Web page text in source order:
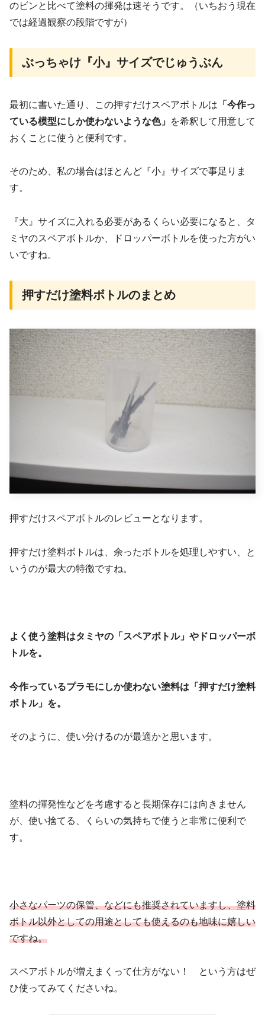
のビンと比べて塗料の揮発は速そうです。（いちおう現在
では経過観察の段階ですが）
ぶっちゃけ『小』サイズでじゅうぶん
最初に書いた通り、この押すだけスペアボトルは 「今作っ
ている模型にしか使わないような色」 を希釈して用意して
おくことに使うと便利です。
そのため、私の場合はほとんど『小』サイズで事足りま
す。
『大』サイズに入れる必要があるくらい必要になると、タ
ミヤのスペアボトルか、ドロッパーボトルを使った方がい
いですね。
押すだけ塗料ボトルのまとめ
押すだけスペアボトルのレビューとなります。
押すだけ塗料ボトルは、余ったボトルを処理しやすい、と
いうのが最大の特徴ですね。
よく使う塗料はタミヤの「スペアボトル」やドロッパーボ
トルを。
今作っているプラモにしか使わない塗料は「押すだけ塗料
ボトル」を。
そのように、使い分けるのが最適かと思います。
塗料の揮発性などを考慮すると長期保存には向きません
が、使い捨てる、くらいの気持ちで使うと非常に便利で
す。
小さなパーツの保管、などにも推奨されていますし、塗料
ボトル以外としての用途としても使えるのも地味に嬉しい
ですね。
スペアボトルが増えまくって仕方がない！ という方はぜ
ひ使ってみてくださいね。